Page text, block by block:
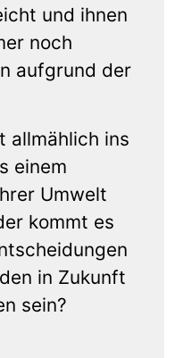
und ihnen
noch
aufgrund der
allmählich ins
einem
Umwelt
kommt es
in Zukunft
sein?